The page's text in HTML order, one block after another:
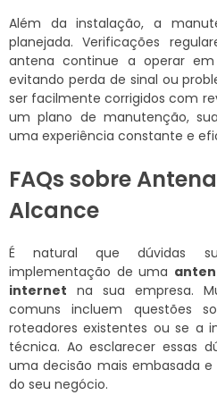
Além da instalação, a
planejada. Verificações
antena continue a operar
evitando perda de sinal ou
ser facilmente corrigidos com
um plano de manutenção,
uma experiência constante e
FAQs sobre
Alcance
É natural que dúvidas
implementação de uma
internet na sua empresa.
comuns incluem questões
roteadores existentes ou se a
técnica. Ao esclarecer essas
uma decisão mais embasada e
do seu negócio.